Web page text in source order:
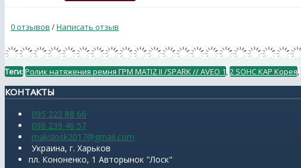
0 отзывов /Написать отзыв
Теги:Ролик натяжения ремня ГРМ MATIZ II /SPARK // AVEO 1,2 SOHC КАР Корея,
КОНТАКТЫ
095 222 88 66
098 239 46 57
makslosk2017@gmail.com
Украина, г. Харьков
пл. Кононенко, 1 Авторынок "Лоск"